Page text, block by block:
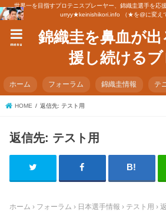
世界一を目指すプロテニスプレーヤー、錦織圭選手を応
urryy★keinishikori.info （★を@に変え
錦織圭を鼻血が
援し続ける
menu
ホーム フォーラム 錦織圭情報 テ
HOME 返信先: テスト用
返信先: テスト用
ホーム › フォーラム › 日本選手情報 › テスト用 ›